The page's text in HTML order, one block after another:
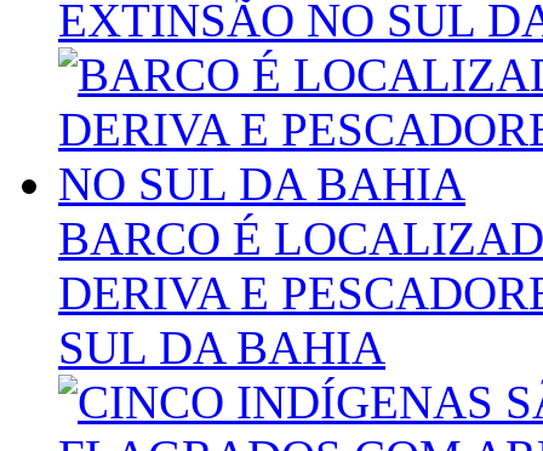
EXTINSÃO NO SUL
BARCO É
DERIVA E
SUL DA BAHIA